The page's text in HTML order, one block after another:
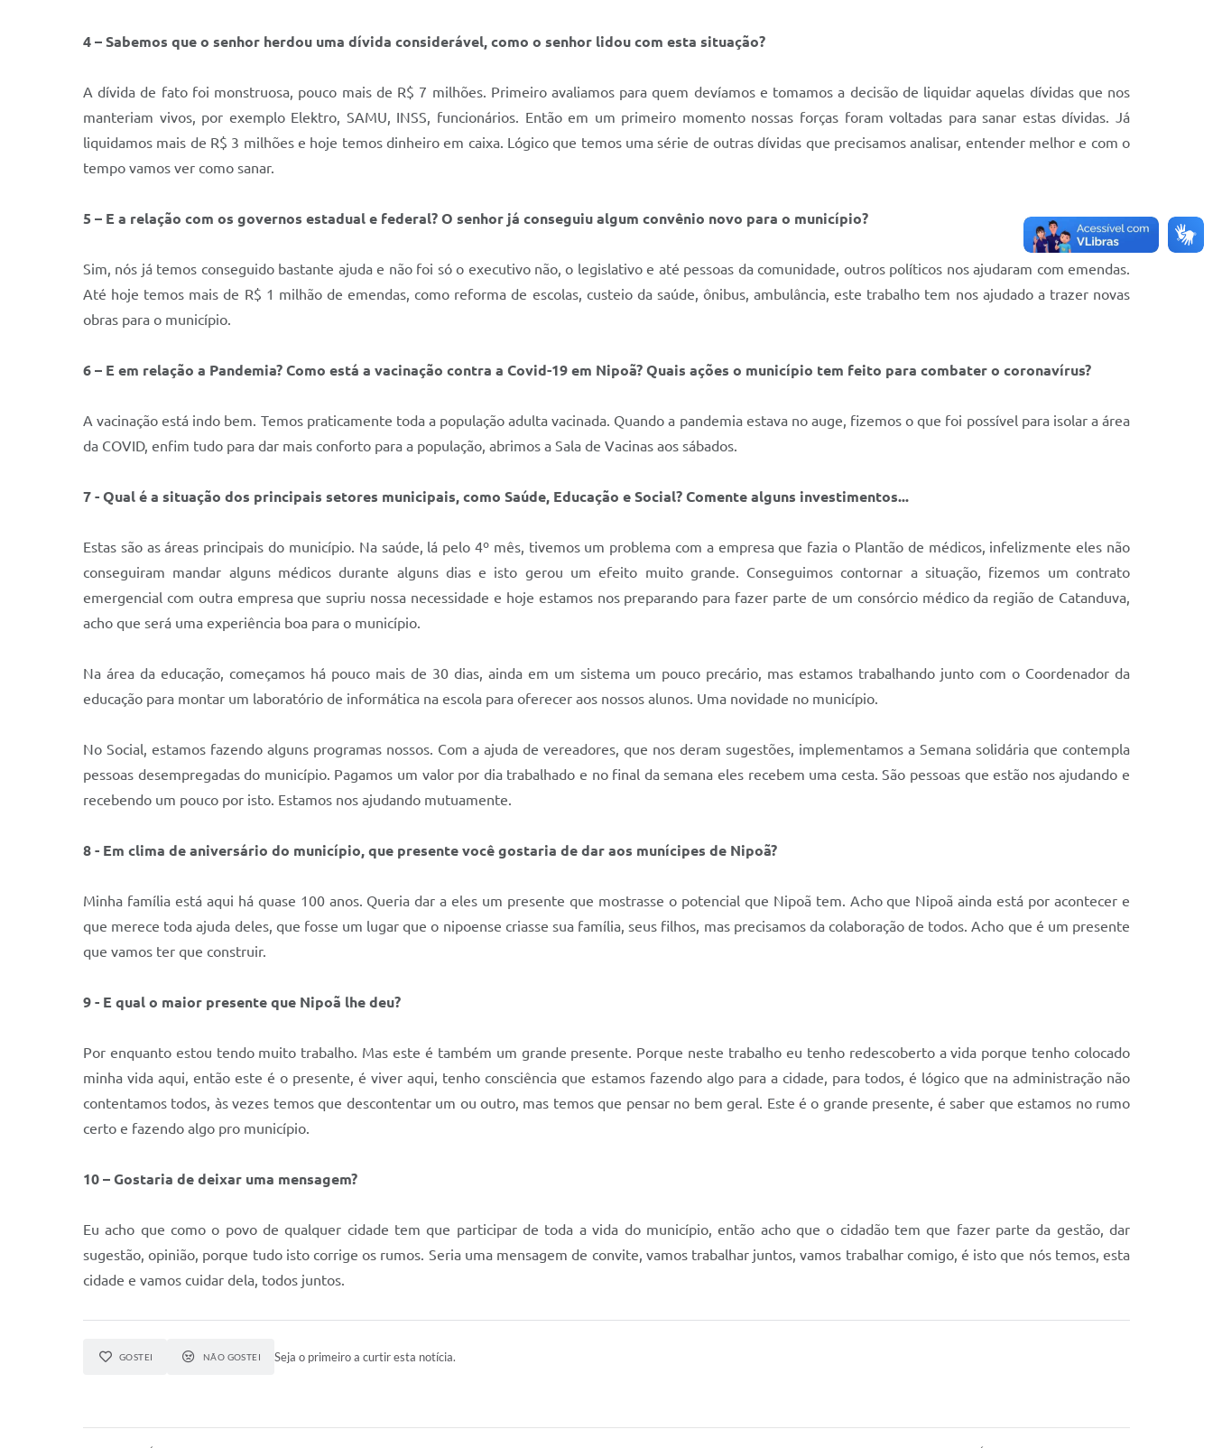
4 – Sabemos que o senhor herdou uma dívida considerável, como o senhor lidou com esta situação?
A dívida de fato foi monstruosa, pouco mais de R$ 7 milhões. Primeiro avaliamos para quem devíamos e tomamos a decisão de liquidar aquelas dívidas que nos
manteriam vivos, por exemplo Elektro, SAMU, INSS, funcionários. Então em um primeiro momento nossas forças foram voltadas para sanar estas dívidas. Já
liquidamos mais de R$ 3 milhões e hoje temos dinheiro em caixa. Lógico que temos uma série de outras dívidas que precisamos analisar, entender melhor e com o
tempo vamos ver como sanar.
5 – E a relação com os governos estadual e federal? O senhor já conseguiu algum convênio novo para o município?
Sim, nós já temos conseguido bastante ajuda e não foi só o executivo não, o legislativo e até pessoas da comunidade, outros políticos nos ajudaram com emendas.
Até hoje temos mais de R$ 1 milhão de emendas, como reforma de escolas, custeio da saúde, ônibus, ambulância, este trabalho tem nos ajudado a trazer novas
obras para o município.
6 – E em relação a Pandemia? Como está a vacinação contra a Covid-19 em Nipoã? Quais ações o município tem feito para combater o coronavírus?
A vacinação está indo bem. Temos praticamente toda a população adulta vacinada. Quando a pandemia estava no auge, fizemos o que foi possível para isolar a área
da COVID, enfim tudo para dar mais conforto para a população, abrimos a Sala de Vacinas aos sábados.
7 - Qual é a situação dos principais setores municipais, como Saúde, Educação e Social? Comente alguns investimentos...
Estas são as áreas principais do município. Na saúde, lá pelo 4º mês, tivemos um problema com a empresa que fazia o Plantão de médicos, infelizmente eles não
conseguiram mandar alguns médicos durante alguns dias e isto gerou um efeito muito grande. Conseguimos contornar a situação, fizemos um contrato
emergencial com outra empresa que supriu nossa necessidade e hoje estamos nos preparando para fazer parte de um consórcio médico da região de Catanduva,
acho que será uma experiência boa para o município.
Na área da educação, começamos há pouco mais de 30 dias, ainda em um sistema um pouco precário, mas estamos trabalhando junto com o Coordenador da
educação para montar um laboratório de informática na escola para oferecer aos nossos alunos. Uma novidade no município.
No Social, estamos fazendo alguns programas nossos. Com a ajuda de vereadores, que nos deram sugestões, implementamos a Semana solidária que contempla
pessoas desempregadas do município. Pagamos um valor por dia trabalhado e no final da semana eles recebem uma cesta. São pessoas que estão nos ajudando e
recebendo um pouco por isto. Estamos nos ajudando mutuamente.
8 - Em clima de aniversário do município, que presente você gostaria de dar aos munícipes de Nipoã?
Minha família está aqui há quase 100 anos. Queria dar a eles um presente que mostrasse o potencial que Nipoã tem. Acho que Nipoã ainda está por acontecer e
que merece toda ajuda deles, que fosse um lugar que o nipoense criasse sua família, seus filhos, mas precisamos da colaboração de todos. Acho que é um presente
que vamos ter que construir.
9 - E qual o maior presente que Nipoã lhe deu?
Por enquanto estou tendo muito trabalho. Mas este é também um grande presente. Porque neste trabalho eu tenho redescoberto a vida porque tenho colocado
minha vida aqui, então este é o presente, é viver aqui, tenho consciência que estamos fazendo algo para a cidade, para todos, é lógico que na administração não
contentamos todos, às vezes temos que descontentar um ou outro, mas temos que pensar no bem geral. Este é o grande presente, é saber que estamos no rumo
certo e fazendo algo pro município.
10 – Gostaria de deixar uma mensagem?
Eu acho que como o povo de qualquer cidade tem que participar de toda a vida do município, então acho que o cidadão tem que fazer parte da gestão, dar
sugestão, opinião, porque tudo isto corrige os rumos. Seria uma mensagem de convite, vamos trabalhar juntos, vamos trabalhar comigo, é isto que nós temos, esta
cidade e vamos cuidar dela, todos juntos.
GOSTEI NÃO GOSTEI Seja o primeiro a curtir esta notícia.